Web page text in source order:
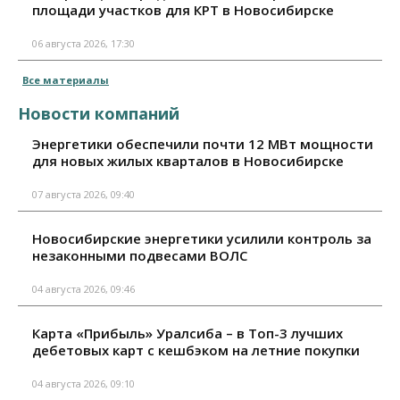
площади участков для КРТ в Новосибирске
06 августа 2026, 17:30
Все материалы
Новости компаний
Энергетики обеспечили почти 12 МВт мощности
для новых жилых кварталов в Новосибирске
07 августа 2026, 09:40
Новосибирские энергетики усилили контроль за
незаконными подвесами ВОЛС
04 августа 2026, 09:46
Карта «Прибыль» Уралсиба – в Топ-3 лучших
дебетовых карт с кешбэком на летние покупки
04 августа 2026, 09:10